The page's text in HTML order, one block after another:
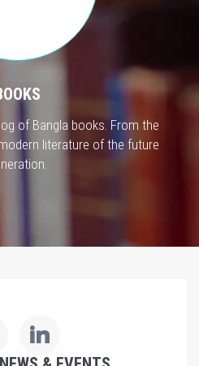
of Bangla books. From the
literature of the future